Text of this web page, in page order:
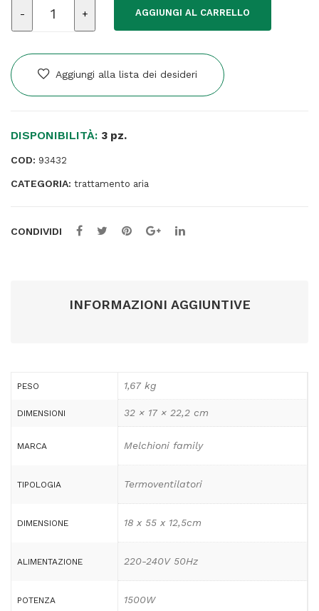
ceramico
-
1500W
quantità
AGGIUNGI AL CARRELLO
Aggiungi alla lista dei desideri
DISPONIBILITÀ: 3 pz.
COD: 93432
CATEGORIA: trattamento aria
CONDIVIDI
INFORMAZIONI AGGIUNTIVE
PESO 1,67 kg
DIMENSIONI 32 × 17 × 22,2 cm
MARCA Melchioni family
TIPOLOGIA Termoventilatori
DIMENSIONE 18 x 55 x 12,5cm
ALIMENTAZIONE 220-240V 50Hz
POTENZA 1500W